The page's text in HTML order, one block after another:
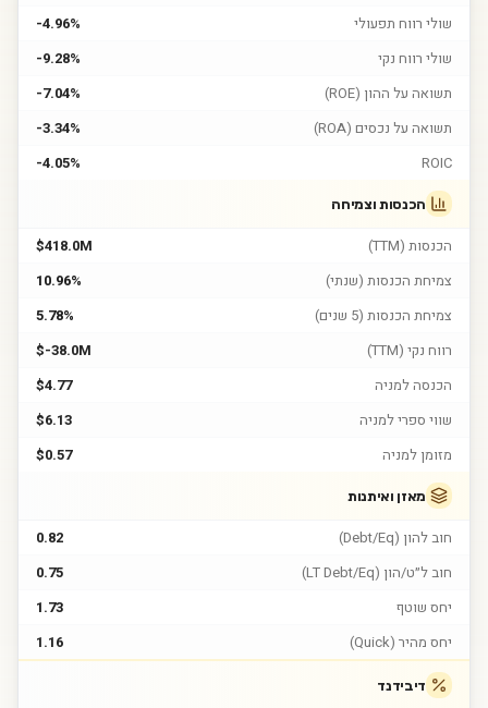
שולי רווח תפעולי
-4.96%
שולי רווח נקי
-9.28%
תשואה על ההון (ROE)
-7.04%
תשואה על נכסים (ROA)
-3.34%
ROIC
-4.05%
הכנסות וצמיחה
הכנסות (TTM)
$418.0M
צמיחת הכנסות (שנתי)
10.96%
צמיחת הכנסות (5 שנים)
5.78%
רווח נקי (TTM)
$-38.0M
הכנסה למניה
$4.77
שווי ספרי למניה
$6.13
מזומן למניה
$0.57
מאזן ואיתנות
חוב להון (Debt/Eq)
0.82
חוב ל״ט/הון (LT Debt/Eq)
0.75
יחס שוטף
1.73
יחס מהיר (Quick)
1.16
דיבידנד